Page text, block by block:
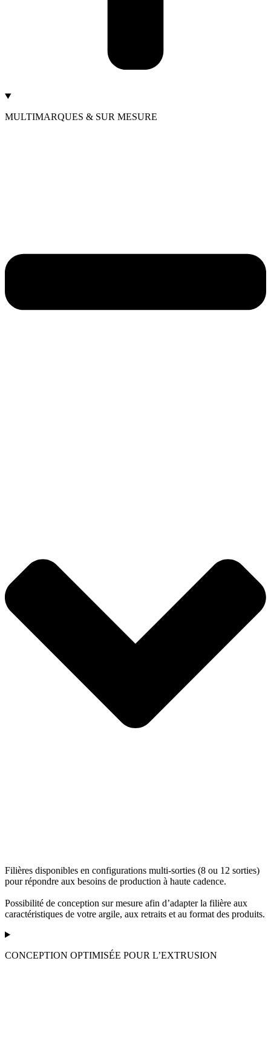
MULTIMARQUES & SUR MESURE
Filières disponibles en configurations multi-sorties (8 ou 12 sorties)
pour répondre aux besoins de production à haute cadence.
Possibilité de conception sur mesure afin d’adapter la filière aux
caractéristiques de votre argile, aux retraits et au format des produits.
CONCEPTION OPTIMISÉE POUR L’EXTRUSION